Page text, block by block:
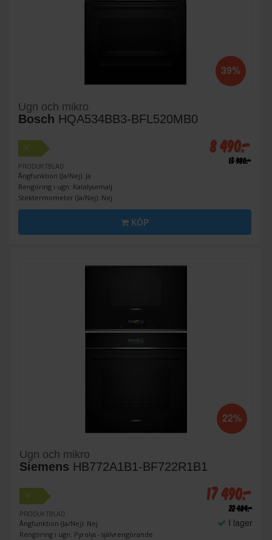
39%
Ugn och mikro
Bosch HQA534BB3-BFL520MB0
A+
PRODUKTBLAD
Ångfunktion (Ja/Nej): Ja
Rengöring i ugn: Katalysemalj
Stektermometer (Ja/Nej): Nej
8 490:-
13 980:-
KÖP
22%
Ugn och mikro
Siemens HB772A1B1-BF722R1B1
A+
PRODUKTBLAD
Ångfunktion (Ja/Nej): Nej
Rengöring i ugn: Pyrolys - självrengörande
17 490:-
22 484:-
I lager